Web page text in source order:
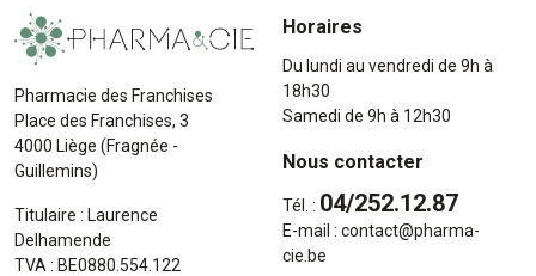
Pharmacie des Franchises
Place des Franchises, 3
4000 Liège (Fragnée -
Guillemins)
Titulaire : Laurence
Delhamende
TVA : BE0880.554.122
Horaires
Du lundi au vendredi de 9h à
18h30
Samedi de 9h à 12h30
Nous contacter
Tél. : 04/252.12.87
E-mail : contact@pharma-
cie.be